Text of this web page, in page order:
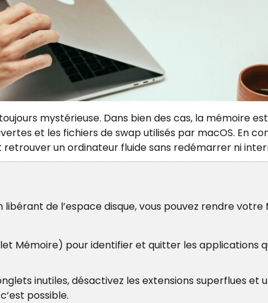
mystérieuse. Dans bien des cas, la mémoire
et les fichiers de swap utilisés par macOS. En
un ordinateur fluide sans redémarrer ni
de l’espace disque, vous pouvez rendre
Mémoire) pour identifier et quitter les applications
inutiles, désactivez les extensions superflues et
possible.